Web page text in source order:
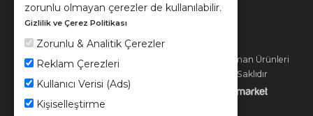
zorunlu olmayan çerezler de kullanılabilir.
Gizlilik ve Çerez Politikası
Zorunlu & Analitik Çerezler
Reklam Çerezleri
Kullanıcı Verisi (Ads)
Kişiselleştirme
© 2026 Ünsa Madencilik Turizm Enerji Seramik Orman Ürünleri
Elektrik Üretim San. ve Tic. A.Ş. - Tüm Hakları Saklıdır